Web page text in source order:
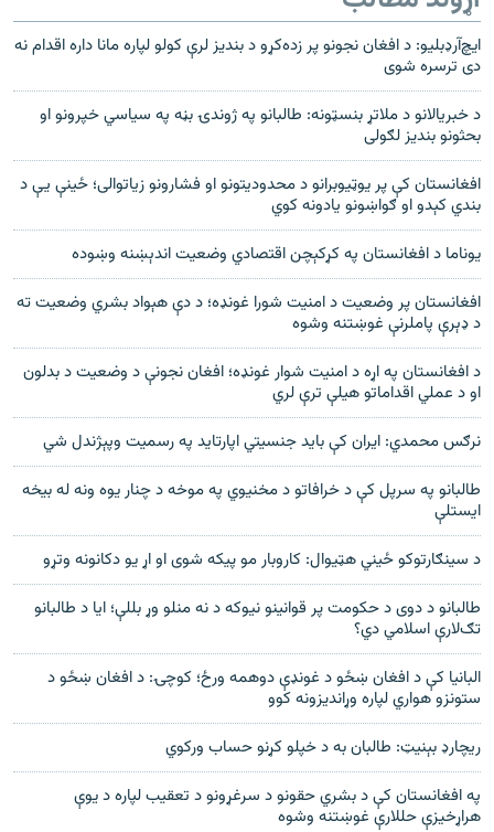
ایچ‌آر‌‌ډبلیو: د افغان نجونو پر زده‌کړو د بندیز لرې کولو لپاره مانا داره اقدام نه
دی ترسره شوی
د خبریالانو د ملاتړ بنسټونه: طالبانو په ژوندۍ بڼه په سیاسي خپرونو او
بحثونو بندیز لګولی
افغانستان کې پر یوټیوبرانو د محدودیتونو او فشارونو زیاتوالی؛ ځینې یې د
بندي کېدو او ګواښونو یادونه کوي
یوناما د افغانستان په کړکېچن اقتصادي وضعیت اندېښنه وښوده
افغانستان پر وضعیت د امنیت شورا غونډه؛ د دې هېواد بشري وضعیت ته
د ډېرې پاملرنې غوښتنه وشوه
د افغانستان په اړه د امنيت شوار غونډه؛ افغان نجونې د وضعيت د بدلون
او د عملي اقداماتو هيلې ترې لري
نرګس محمدي: ايران کې بايد جنسيتي اپارتايد په رسميت وپېژندل شي
طالبانو په سرپل کې د خرافاتو د مخنيوي په موخه د چنار يوه ونه له بيخه
ايستلې
د سينګارتوکو ځيني هټيوال: کاروبار مو پيکه شوی او اړ يو دکانونه وتړو
طالبانو د دوی د حکومت پر قوانينو نيوکه د نه منلو وړ بللې؛ ايا د طالبانو
تګ‌لارې اسلامي دي؟
البانیا کې د افغان ښځو د غونډې دوهمه ورځ؛ کوچۍ: د افغان ښځو د
ستونزو هواري لپاره وړاندیزونه کوو
ريچارډ بېنيټ: طالبان به د خپلو کړنو حساب ورکوي
په افغانستان کې د بشري حقونو د سرغړونو د تعقیب لپاره د یوې
هراړخیزې حللارې غوښتنه وشوه